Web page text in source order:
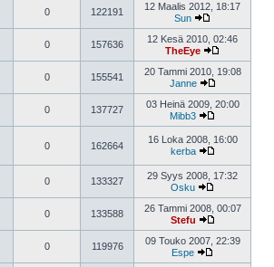
0 122191
12 Maalis 2012, 18:17
Sun
0 157636
12 Kesä 2010, 02:46
TheEye
0 155541
20 Tammi 2010, 19:08
Janne
0 137727
03 Heinä 2009, 20:00
Mibb3
0 162664
16 Loka 2008, 16:00
kerba
0 133327
29 Syys 2008, 17:32
Osku
0 133588
26 Tammi 2008, 00:07
Stefu
0 119976
09 Touko 2007, 22:39
Espe